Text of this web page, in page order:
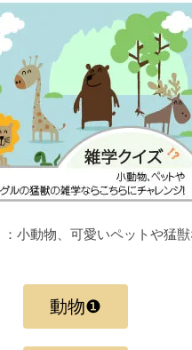
：小動物、可愛いペットや猛
動物❶